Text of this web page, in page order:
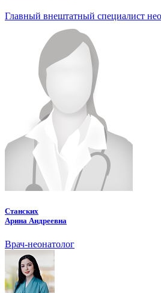
Главный внештатный специалист
Станских
Арина Андреевна
Врач-неонатолог